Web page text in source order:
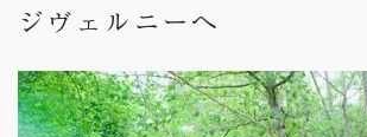
ジヴェルニーへ